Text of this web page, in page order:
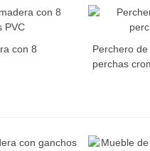
con 8
Perchero
perchas